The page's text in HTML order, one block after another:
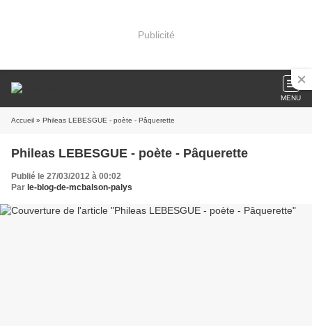
Publicité
MENU
Accueil » Phileas LEBESGUE - poète - Pâquerette
Phileas LEBESGUE - poète - Pâquerette
Publié le 27/03/2012 à 00:02
Par le-blog-de-mcbalson-palys